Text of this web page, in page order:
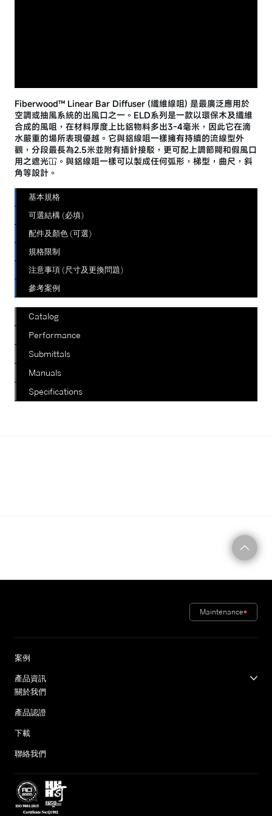
Catalog
Performance
Submittals
Manuals
Specifications
Fiberwood™ Linear Bar Diffuser (纖維線咀) 是最廣泛應用於
空調或抽風系統的出風口之一。ELD系列是一款以環保木及纖維
合成的風咀，在材料厚度上比鋁物料多出3-4毫米，因此它在滴
水嚴重的場所表現優越。它與鋁線咀一樣擁有持續的流線型外
觀，分段最長為2.5米並附有插針接駁，更可配上調節閥和假風口
用之遮光冚。與鋁線咀一樣可以製成任何弧形，梯型，曲尺，斜
角等設計。
基本規格
可選結構 (必填)
配件及顏色 (可選)
規格限制
注意事項 (尺寸及更換問題)
參考案例
Maintenance
案例
產品資訊
關於我們
產品認證
下載
聯絡我們